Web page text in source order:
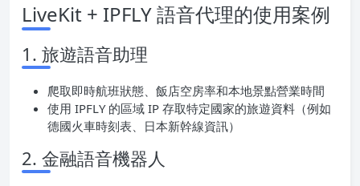
LiveKit + IPFLY 語音代理的使用案例
1. 旅遊語音助理
爬取即時航班狀態、飯店空房率和本地景點營業時間
使用 IPFLY 的區域 IP 存取特定國家的旅遊資料（例如
德國火車時刻表、日本新幹線資訊）
2. 金融語音機器人